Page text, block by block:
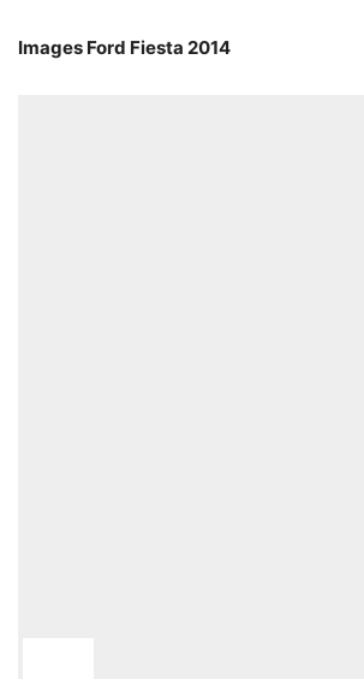
Images Ford Fiesta 2014